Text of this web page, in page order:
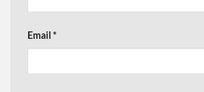
Email *